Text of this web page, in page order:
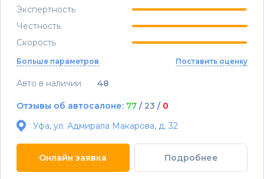
Экспертность
Честность
Скорость
Больше параметров Поставить оценку
Авто в наличии 48
Отзывы об автосалоне: 77 / 23 / 0
Уфа, ул. Адмирала Макарова, д. 32
Онлайн заявка Подробнее